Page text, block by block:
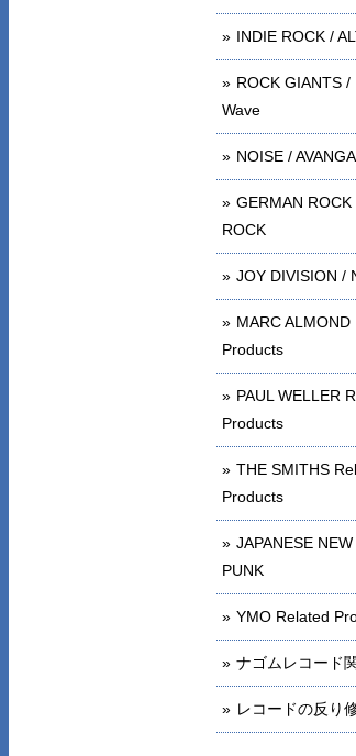
INDIE ROCK /
ROCK GIANTS /
Wave
NOISE /
GERMAN
ROCK
JOY DIVISION /
MARC ALMOND
Products
PAUL WELLER
Products
THE SMITHS
Products
JAPANESE NEW
PUNK
YMO Related
ナゴムレコード
レコードの反り